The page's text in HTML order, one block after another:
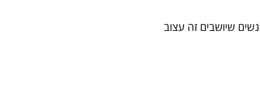
שיושבים זה עצוב